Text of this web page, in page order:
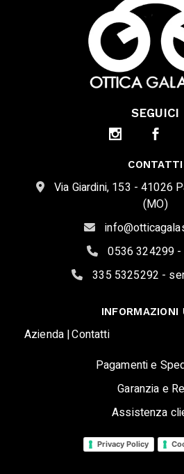
SEGUICI
CONTATTI
Via Giardini, 153 - 41026
(MO)
0536 324299
335 5325292 -
INFORMAZIONI
Azienda |Contatti
Pagamenti e
Garanzia e
Assistenza
Privacy Policy